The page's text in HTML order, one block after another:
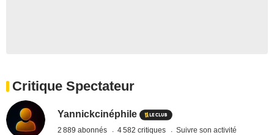
Critique Spectateur
Yannickcinéphile
2 889 abonnés 4 582 critiques Suivre son activité